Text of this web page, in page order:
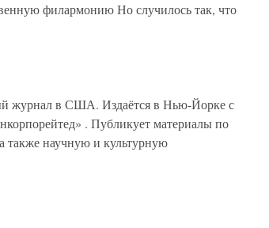
филармонию Но случилось так, что
журнал в США. Издаётся в Нью-Йорке с
. Публикует материалы по
научную и культурную